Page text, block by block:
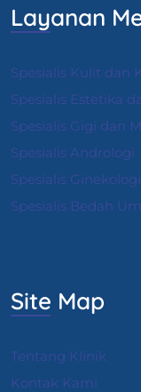
Layanan
Spesialis Kulit dan
Spesialis Estetika
Spesialis Gigi dan
Spesialis Andrologi
Spesialis Ginekologi
Spesialis Bedah
Site Map
Tentang Klinik
Kontak Kami